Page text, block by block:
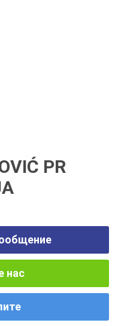
PR
нас